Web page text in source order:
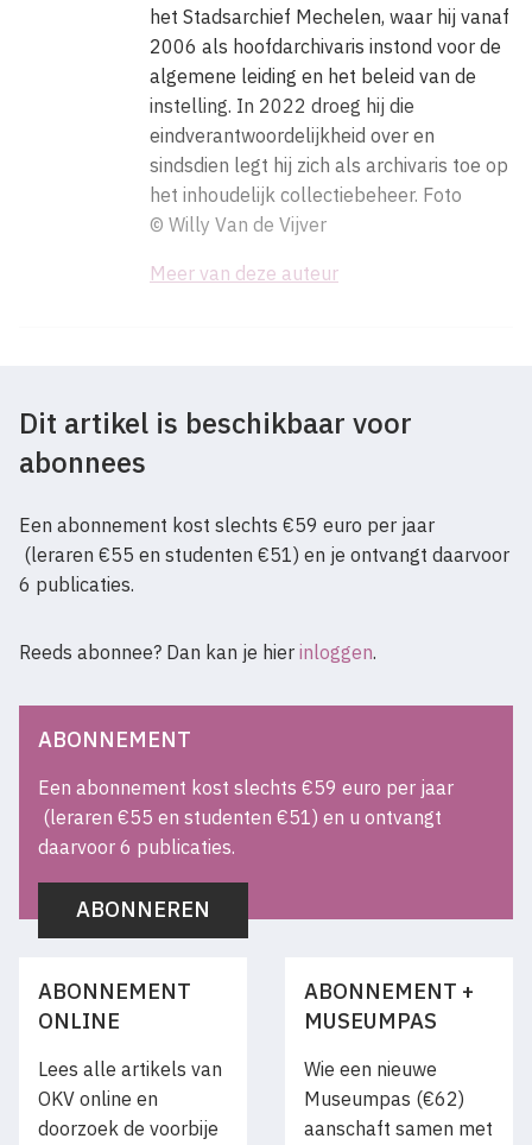
het Stadsarchief Mechelen, waar hij vanaf
2006 als hoofdarchivaris instond voor de
algemene leiding en het beleid van de
instelling. In 2022 droeg hij die
eindverantwoordelijkheid over en
sindsdien legt hij zich als archivaris toe op
het inhoudelijk collectiebeheer. Foto
© Willy Van de Vijver
Meer van deze auteur
Dit artikel is beschikbaar voor
abonnees
Een abonnement kost slechts €59 euro per jaar
(leraren €55 en studenten €51) en je ontvangt daarvoor
6 publicaties.
Reeds abonnee? Dan kan je hier inloggen.
ABONNEMENT
Een abonnement kost slechts €59 euro per jaar
(leraren €55 en studenten €51) en u ontvangt
daarvoor 6 publicaties.
ABONNEREN
ABONNEMENT
ONLINE
Lees alle artikels van
OKV online en
doorzoek de voorbije
ABONNEMENT +
MUSEUMPAS
Wie een nieuwe
Museumpas (€62)
aanschaft samen met